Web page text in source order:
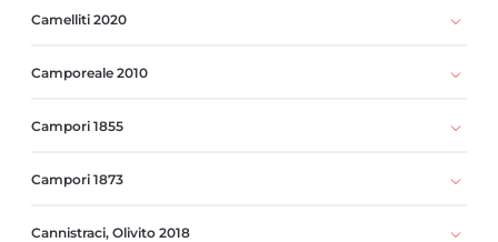
Camelliti 2020
Camporeale 2010
Campori 1855
Campori 1873
Cannistraci, Olivito 2018